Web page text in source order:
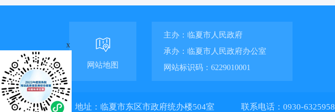
网站地图
主办：临夏市人民政府
承办：临夏市人民政府办公室
网站标识码：6229010001
地址：临夏市东区市政府统办楼504室 联系电话：0930-6325958
x